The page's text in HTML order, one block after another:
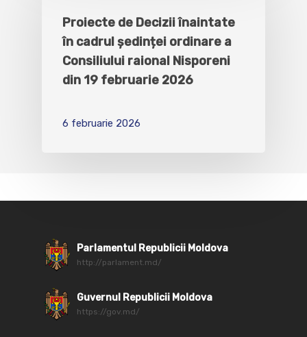
Proiecte de Decizii înaintate
în cadrul ședinței ordinare a
Consiliului raional Nisporeni
din 19 februarie 2026
6 februarie 2026
Parlamentul Republicii Moldova
http://parlament.md/
Guvernul Republicii Moldova
https://gov.md/